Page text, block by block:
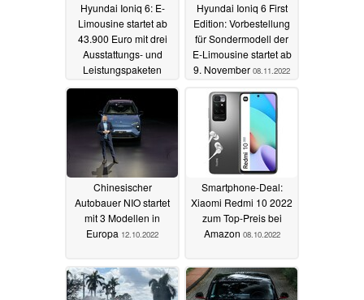
Hyundai Ioniq 6: E-
Limousine startet ab
43.900 Euro mit drei
Ausstattungs- und
Leistungspaketen
17.11.2022
Hyundai Ioniq 6 First
Edition: Vorbestellung
für Sondermodell der
E-Limousine startet ab
9. November 08.11.2022
Chinesischer
Autobauer NIO startet
mit 3 Modellen in
Europa 12.10.2022
Smartphone-Deal:
Xiaomi Redmi 10 2022
zum Top-Preis bei
Amazon 08.10.2022